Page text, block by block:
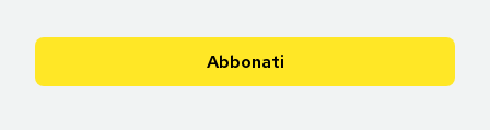
Abbonati